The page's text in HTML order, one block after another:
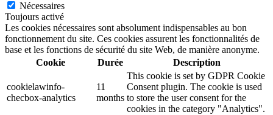
Nécessaires
Toujours activé
Les cookies nécessaires sont absolument indispensables au bon
fonctionnement du site. Ces cookies assurent les fonctionnalités de
base et les fonctions de sécurité du site Web, de manière anonyme.
Cookie
Durée Description
cookielawinfo-
checbox-analytics
11
months
This cookie is set by GDPR Cookie
Consent plugin. The cookie is used
to store the user consent for the
cookies in the category "Analytics".